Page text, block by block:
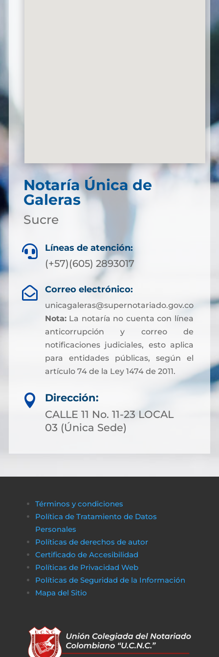
Notaría Única de
Galeras
Sucre
 Líneas de atención:
(+57)(605) 2893017
 Correo electrónico:
unicagaleras@supernotariado.gov.co
Nota:La notaría no cuenta con línea
anticorrupción y correo de
notificaciones judiciales, esto aplica
para entidades públicas, según el
artículo 74 de la Ley 1474 de 2011.

Dirección:
CALLE 11 No. 11-23 LOCAL
03 (Única Sede)
Términos y condiciones
Política de Tratamiento de Datos
Personales
Políticas de derechos de autor
Certificado de Accesibilidad
Políticas de Privacidad Web
Políticas de Seguridad de la Información
Mapa del Sitio